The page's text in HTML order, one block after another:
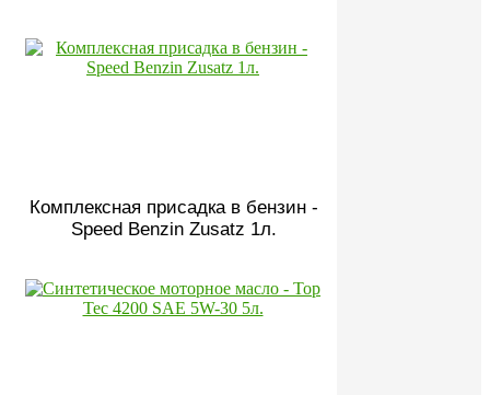
Комплексная присадка в бензин -
Speed Benzin Zusatz 1л.